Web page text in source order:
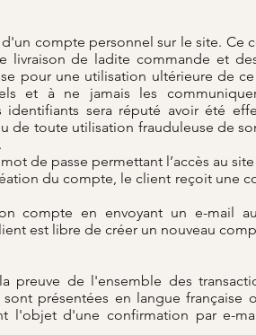
compte personnel sur le site. Ce
livraison de ladite commande et
pour une utilisation ultérieure de
et à ne jamais les
sera réputé avoir été
de toute utilisation frauduleuse de
de passe permettant l’accès au
du compte, le client reçoit une
compte en envoyant un e-mail
est libre de créer un nouveau
preuve de l'ensemble des
présentées en langue française
l'objet d'une confirmation par e-